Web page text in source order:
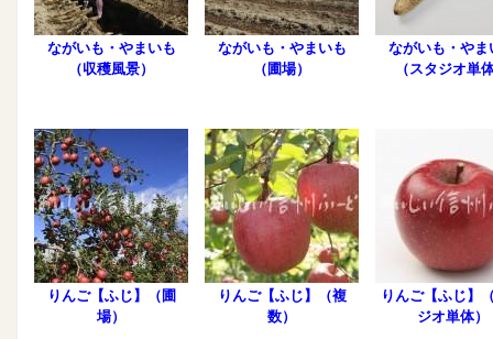
ながいも・やまいも
（収穫風景）
ながいも・やまいも
（圃場）
ながいも・やま
（スタジオ単
りんご【ふじ】（圃
場）
りんご【ふじ】（複
数）
りんご【ふじ】
ジオ単体）